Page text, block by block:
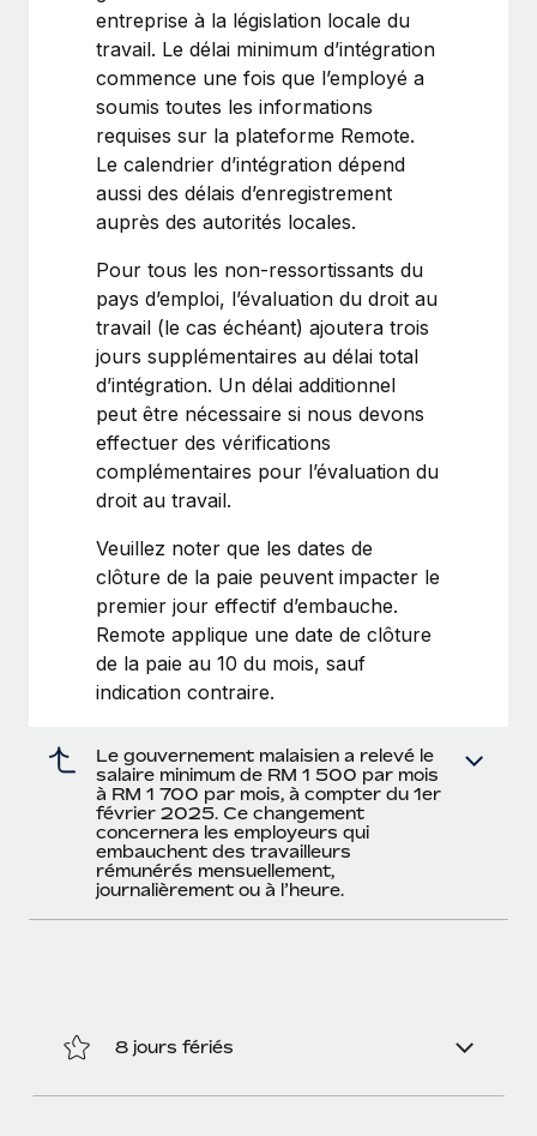
croissance mobile internationale, encourage les...
En savoir plus
entreprise à la législation locale du
travail. Le délai minimum d’intégration
commence une fois que l’employé a
soumis toutes les informations
requises sur la plateforme Remote.
Le calendrier d’intégration dépend
aussi des délais d’enregistrement
auprès des autorités locales.
Pour tous les non-ressortissants du
pays d’emploi, l’évaluation du droit au
travail (le cas échéant) ajoutera trois
jours supplémentaires au délai total
d’intégration. Un délai additionnel
peut être nécessaire si nous devons
effectuer des vérifications
complémentaires pour l’évaluation du
droit au travail.
Veuillez noter que les dates de
clôture de la paie peuvent impacter le
premier jour effectif d’embauche.
Remote applique une date de clôture
de la paie au 10 du mois, sauf
indication contraire.
Le gouvernement malaisien a relevé le
salaire minimum de RM 1 500 par mois
à RM 1 700 par mois, à compter du 1er
février 2025. Ce changement
concernera les employeurs qui
embauchent des travailleurs
rémunérés mensuellement,
journalièrement ou à l’heure.
8 jours fériés